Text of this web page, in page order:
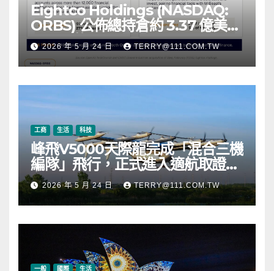
Eightco Holdings (NASDAQ:
ORBS) 公佈總持倉約 3.37 億美
元，涵蓋 OpenAI、Beast
Industries、超過 11,000 枚以太
幣 (ETH) 及逾 2.83 億枚 WLD 代
幣
2026 年 5 月 24 日 TERRY@111.COM.TW
工商 生活 科技
峰飛V5000天際龍完成「混合三機
編隊」飛行，正式進入適航取證階
段2026 年 5 月 24 日 TERRY@111.COM.TW
一般 國際 生活